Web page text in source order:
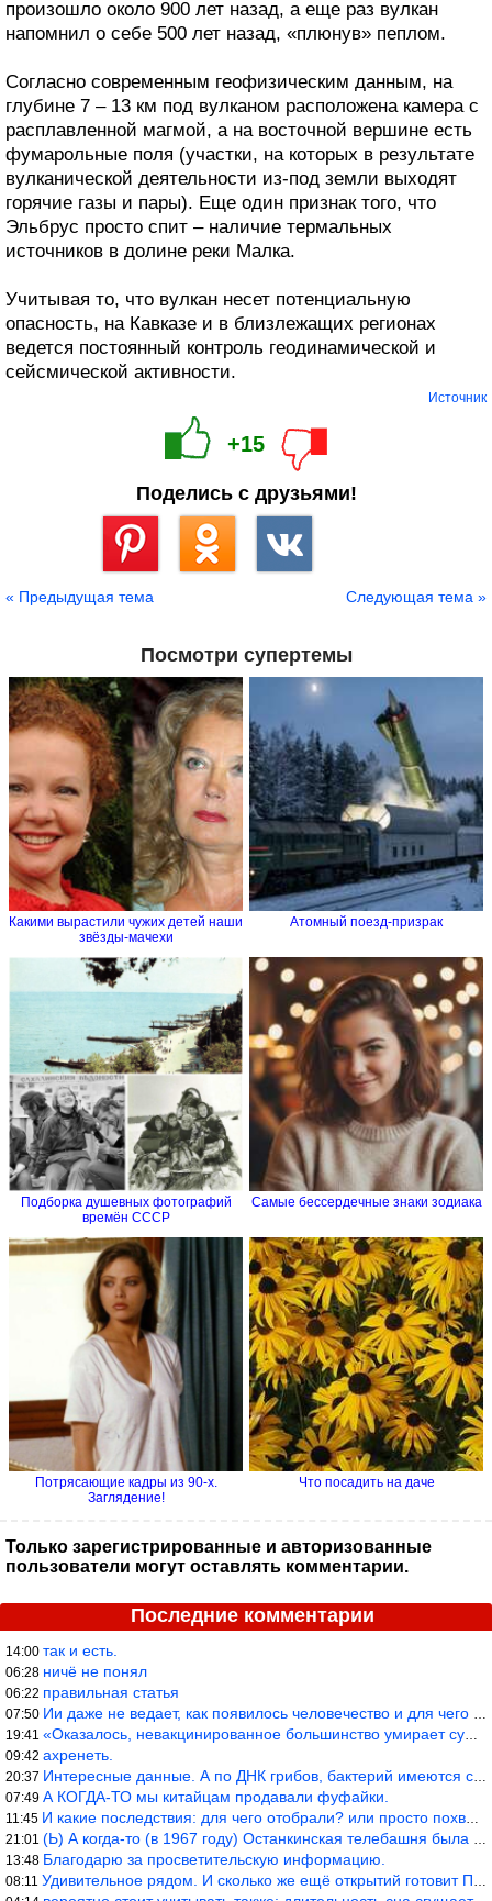
произошло около 900 лет назад, а еще раз вулкан
напомнил о себе 500 лет назад, «плюнув» пеплом.
Согласно современным геофизическим данным, на
глубине 7 – 13 км под вулканом расположена камера с
расплавленной магмой, а на восточной вершине есть
фумарольные поля (участки, на которых в результате
вулканической деятельности из-под земли выходят
горячие газы и пары). Еще один признак того, что
Эльбрус просто спит – наличие термальных
источников в долине реки Малка.
Учитывая то, что вулкан несет потенциальную
опасность, на Кавказе и в близлежащих регионах
ведется постоянный контроль геодинамической и
сейсмической активности.
Источник
+15
Поделись с друзьями!
« Предыдущая тема Следующая тема »
Посмотри супертемы
Какими вырастили чужих детей наши
звёзды-мачехи
Атомный поезд-призрак
Подборка душевных фотографий
времён СССР
Самые бессердечные знаки зодиака
Потрясающие кадры из 90-х.
Заглядение!
Что посадить на даче
Только зарегистрированные и авторизованные
пользователи могут оставлять комментарии.
Последние комментарии
14:00 так и есть.
06:28 ничё не понял
06:22 правильная статья
07:50 Ии даже не ведает, как появилось человечество и для чего оно сущ
19:41 «Оказалось, невакцинированное большинство умирает существенно ча
09:42 ахренеть.
20:37 Интересные данные. А по ДНК грибов, бактерий имеются сведения из
07:49 А КОГДА-ТО мы китайцам продавали фуфайки.
11:45 И какие последствия: для чего отобрали? или просто похвастались.
21:01 (Ь) А когда-то (в 1967 году) Останкинская телебашня была самым в
13:48 Благодарю за просветительскую информацию.
08:11 Удивительное рядом. И сколько же ещё открытий готовит Просвещень